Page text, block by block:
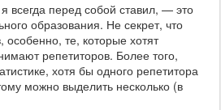
всегда перед собой ставил, — это
образования. Не секрет, что
те, которые хотят
репетиторов. Более того,
хотя бы одного репетитора
можно выделить несколько (в